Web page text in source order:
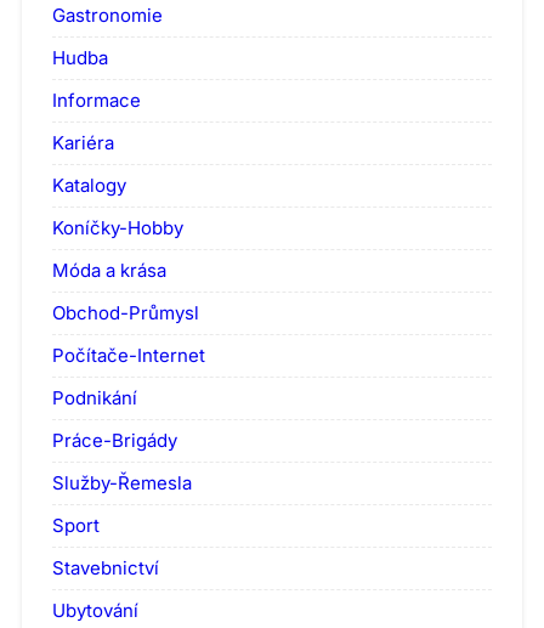
Gastronomie
Hudba
Informace
Kariéra
Katalogy
Koníčky-Hobby
Móda a krása
Obchod-Průmysl
Počítače-Internet
Podnikání
Práce-Brigády
Služby-Řemesla
Sport
Stavebnictví
Ubytování